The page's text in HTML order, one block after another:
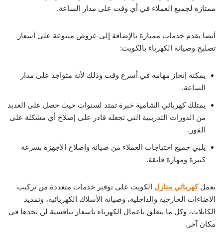
ممتازة لجميع العملاء في أي وقت على مدار الساعة.
أيضا يقدم خدمات ممتازة بالإضافة إلى عروض متنوعة على أسعار
تصليح وصيانة الكهرباء بالكويت:
يمكنه إنجاز مهامه في أسرع وقت وذلك لأنه متواجد على مدار
الساعة.
يمتلك كهربائي الشامية خبرة تمتد لسنوات حيث حصل على العديد
من الدورات التدريبية التي تجعله قادر على إصلاح أي مشكلة على
الفور.
يلبي جميع احتياجات العملاء من صيانة وإصلاح الأجهزة بسرعة
كبيرة ومهارة فائقة.
يعملكهربائي منازل الكويت على توفير خدمات متعددة من تركيب
الاضاءات الخارجية والداخلية، وصيانة الأسلاك الكهربائية، وتمديد
الكابلات، وكل ما يتعلق بأعمال الكهرباء بأسعار تنافسية لن تجدها في
مكان آخر.